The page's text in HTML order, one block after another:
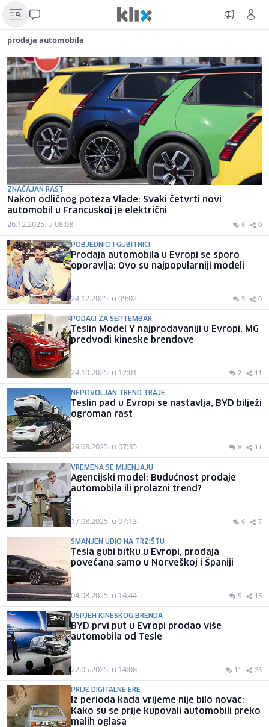
prodaja automobila
ZNAČAJAN RAST
Nakon odličnog poteza Vlade: Svaki četvrti novi
automobil u Francuskoj je električni
26.12.2025. u 08:08 6 0
POBJEDNICI I GUBITNICI
Prodaja automobila u Evropi se sporo
oporavlja: Ovo su najpopularniji modeli
24.12.2025. u 09:02 5 0
PODACI ZA SEPTEMBAR
Teslin Model Y najprodavaniji u Evropi, MG
predvodi kineske brendove
24.10.2025. u 12:01 2 11
NEPOVOLJAN TREND TRAJE
Teslin pad u Evropi se nastavlja, BYD bilježi
ogroman rast
29.08.2025. u 07:35 8 11
VREMENA SE MIJENJAJU
Agencijski model: Budućnost prodaje
automobila ili prolazni trend?
17.08.2025. u 07:13 6 7
SMANJEN UDIO NA TRŽIŠTU
Tesla gubi bitku u Evropi, prodaja
povećana samo u Norveškoj i Španiji
04.08.2025. u 14:44 5 15
USPJEH KINESKOG BRENDA
BYD prvi put u Evropi prodao više
automobila od Tesle
22.05.2025. u 14:08 11 25
PRIJE DIGITALNE ERE
Iz perioda kada vrijeme nije bilo novac:
Kako su se prije kupovali automobili preko
malih oglasa